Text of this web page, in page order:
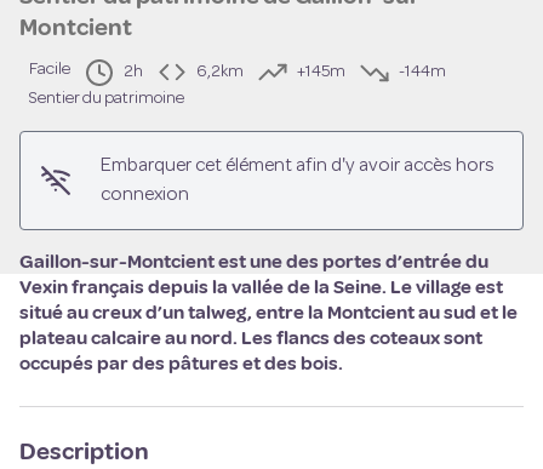
Voir l'image en plein écran
Montcient
Facile 2h 6,2km +145m
-144m
Sentier du patrimoine
Embarquer cet élément afin d'y avoir accès hors
connexion
Gaillon-sur-Montcient est une des portes d’entrée du
Vexin français depuis la vallée de la Seine. Le village est
situé au creux d’un talweg, entre la Montcient au sud et le
plateau calcaire au nord. Les flancs des coteaux sont
occupés par des pâtures et des bois.
Description